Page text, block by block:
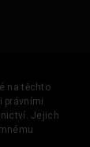
na těchto
právními
Jejich